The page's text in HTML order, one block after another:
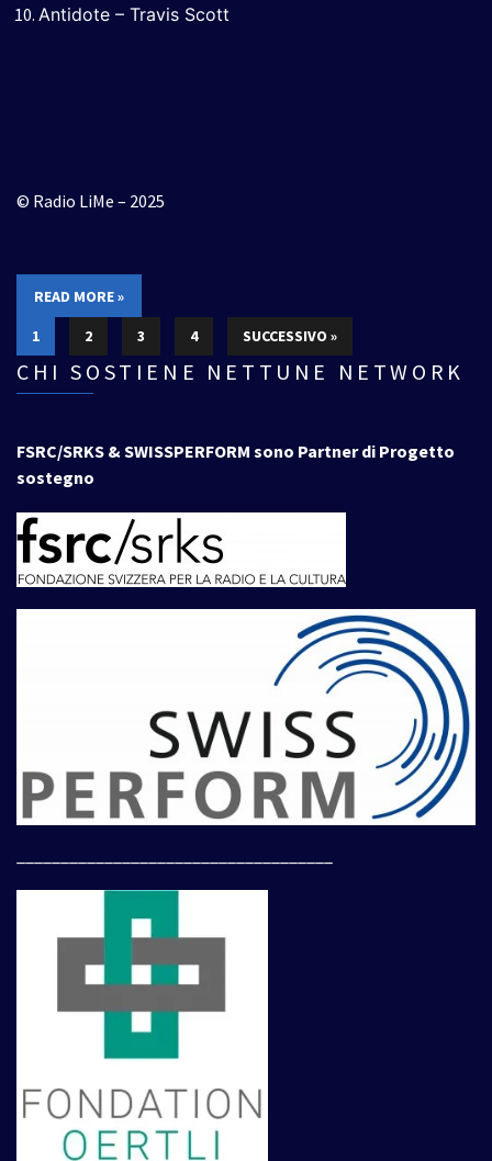
Antidote – Travis Scott
© Radio LiMe – 2025
READ MORE »
1
2 3 4 SUCCESSIVO »
CHI SOSTIENE NETTUNE NETWORK
FSRC/SRKS & SWISSPERFORM sono Partner di Progetto
sostegno